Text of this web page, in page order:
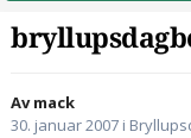
Av mack
30. januar 2007 i